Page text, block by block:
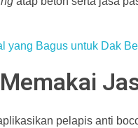
yang Bagus untuk Dak
pelapis anti